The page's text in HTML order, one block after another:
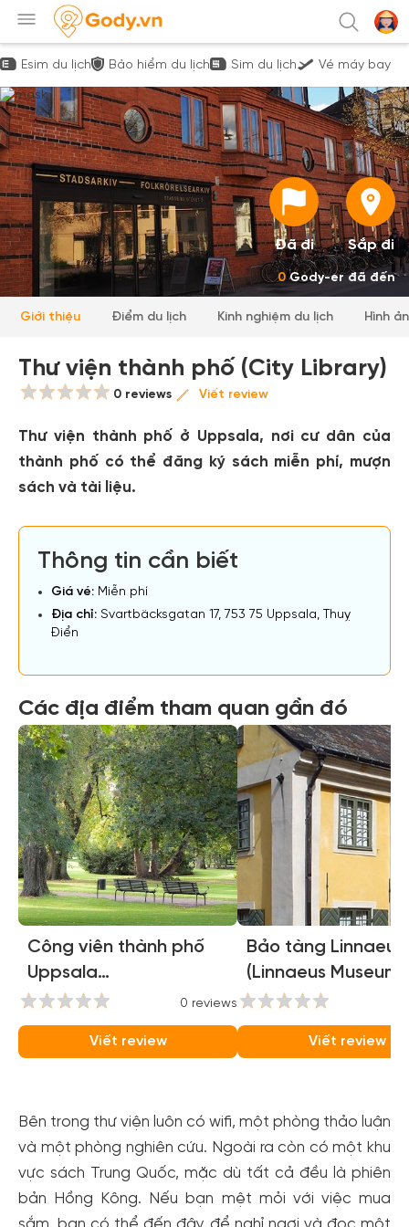
Esim du lịch Bảo hiểm du lịch Sim du lịch Vé máy bay
Đã đi Sắp đi
0Gody-er đã đến
Giới thiệu Điểm du lịch Kinh nghiệm du lịch Hình
Thư viện thành phố (City Library)
0 reviews Viết review
Thư viện thành phố ở Uppsala, nơi cư dân của
thành phố có thể đăng ký sách miễn phí, mượn
sách và tài liệu.
Thông tin cần biết
Giá vé: Miễn phí
Địa chỉ: Svartbäcksgatan 17, 753 75 Uppsala, Thuỵ
Điển
Các địa điểm tham quan gần đó
Công viên thành phố
Uppsala
(Stadsträdgården)0 reviews
Viết review
Bảo tàng Linnaeus
(Linnaeus Museum)
Viết review
Bên trong thư viện luôn có wifi, một phòng thảo luận
và một phòng nghiên cứu. Ngoài ra còn có một khu
vực sách Trung Quốc, mặc dù tất cả đều là phiên
bản Hồng Kông. Nếu bạn mệt mỏi với việc mua